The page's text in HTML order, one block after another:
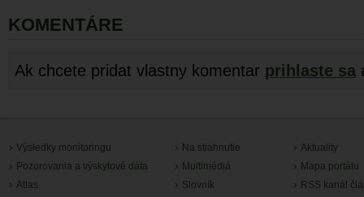
KOMENTÁRE
Ak chcete pridat vlastny komentar prihlaste sa
Výsledky monitoringu
Pozorovania a výskytové dáta
Atlas
Na stiahnutie
Multimédiá
Slovník
Aktuality
Mapa portálu
RSS kanál